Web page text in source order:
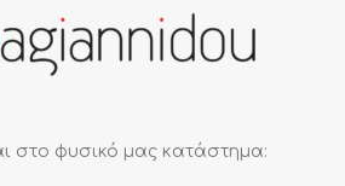
στο φυσικό μας κατάστημα: